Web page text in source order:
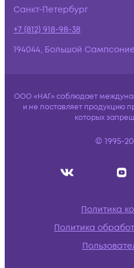
Санкт-Петербург
+7 (812) 918-98-38
194044, Большой
ООО «НАГ» соблюдает
и не поставляет продукцию
которых
© 1995-
Политика
Политика